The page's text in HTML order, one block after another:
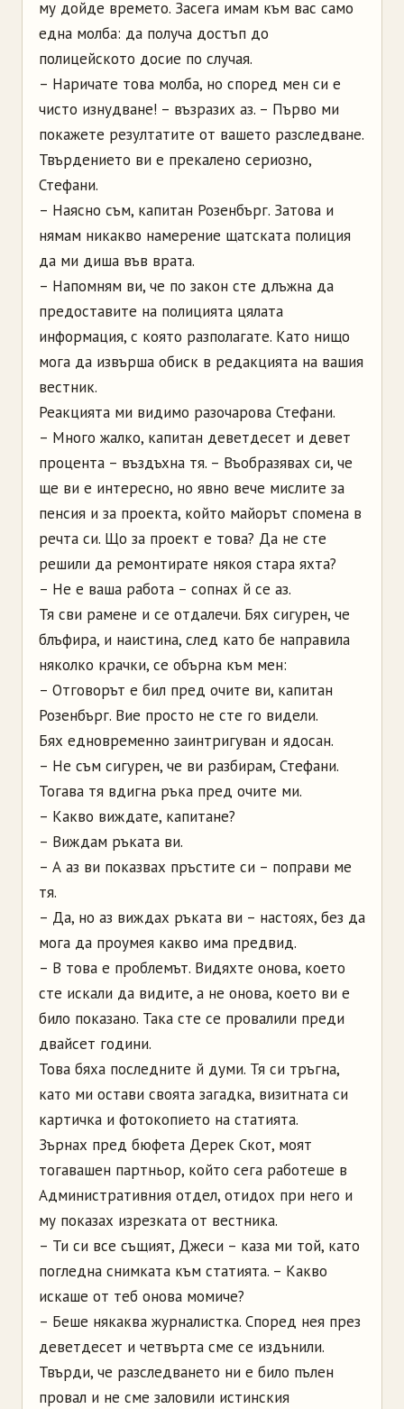
му дойде времето. Засега имам към вас само
една молба: да получа достъп до
полицейското досие по случая.
– Наричате това молба, но според мен си е
чисто изнудване! – възразих аз. – Първо ми
покажете резултатите от вашето разследване.
Твърдението ви е прекалено сериозно,
Стефани.
– Наясно съм, капитан Розенбърг. Затова и
нямам никакво намерение щатската полиция
да ми диша във врата.
– Напомням ви, че по закон сте длъжна да
предоставите на полицията цялата
информация, с която разполагате. Като нищо
мога да извърша обиск в редакцията на вашия
вестник.
Реакцията ми видимо разочарова Стефани.
– Много жалко, капитан деветдесет и девет
процента – въздъхна тя. – Въобразявах си, че
ще ви е интересно, но явно вече мислите за
пенсия и за проекта, който майорът спомена в
речта си. Що за проект е това? Да не сте
решили да ремонтирате някоя стара яхта?
– Не е ваша работа – сопнах й се аз.
Тя сви рамене и се отдалечи. Бях сигурен, че
блъфира, и наистина, след като бе направила
няколко крачки, се обърна към мен:
– Отговорът е бил пред очите ви, капитан
Розенбърг. Вие просто не сте го видели.
Бях едновременно заинтригуван и ядосан.
– Не съм сигурен, че ви разбирам, Стефани.
Тогава тя вдигна ръка пред очите ми.
– Какво виждате, капитане?
– Виждам ръката ви.
– А аз ви показвах пръстите си – поправи ме
тя.
– Да, но аз виждах ръката ви – настоях, без да
мога да проумея какво има предвид.
– В това е проблемът. Видяхте онова, което
сте искали да видите, а не онова, което ви е
било показано. Така сте се провалили преди
двайсет години.
Това бяха последните й думи. Тя си тръгна,
като ми остави своята загадка, визитната си
картичка и фотокопието на статията.
Зърнах пред бюфета Дерек Скот, моят
тогавашен партньор, който сега работеше в
Административния отдел, отидох при него и
му показах изрезката от вестника.
– Ти си все същият, Джеси – каза ми той, като
погледна снимката към статията. – Какво
искаше от теб онова момиче?
– Беше някаква журналистка. Според нея през
деветдесет и четвърта сме се издънили.
Твърди, че разследването ни е било пълен
провал и не сме заловили истинския